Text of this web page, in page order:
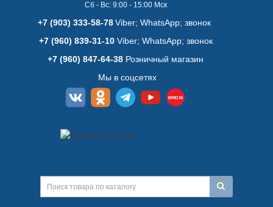
Сб - Вс: 9:00 - 15:00 Мск
+7 (903) 333-58-78 Viber; WhatsАpp; звонок
+7 (960) 839-31-10Viber; WhatsАpp; звонок
+7 (960) 847-64-38 Розничный магазин
Мы в соцсетях